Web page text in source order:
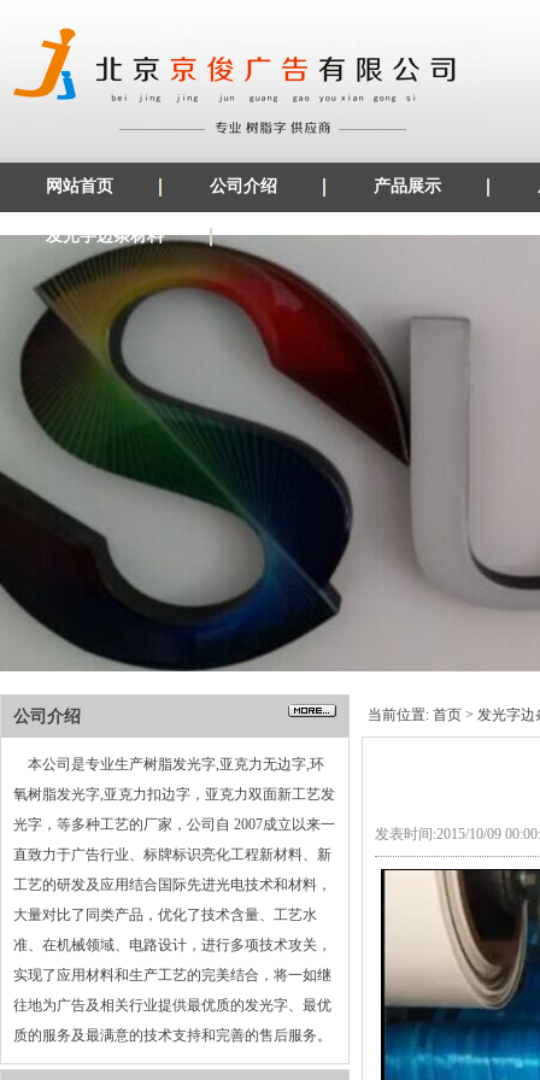
网站首页 公司介绍 产品展示
发光字边条材料
公司介绍
本公司是专业生产树脂发光字,亚克力无边字,环
氧树脂发光字,亚克力扣边字，亚克力双面新工艺发
光字，等多种工艺的厂家，公司自 2007成立以来一
直致力于广告行业、标牌标识亮化工程新材料、新
工艺的研发及应用结合国际先进光电技术和材料，
大量对比了同类产品，优化了技术含量、工艺水
准、在机械领域、电路设计，进行多项技术攻关，
实现了应用材料和生产工艺的完美结合，将一如继
往地为广告及相关行业提供最优质的发光字、最优
质的服务及最满意的技术支持和完善的售后服务。
当前位置: 首页 > 发光字边
发表时间:2015/10/09